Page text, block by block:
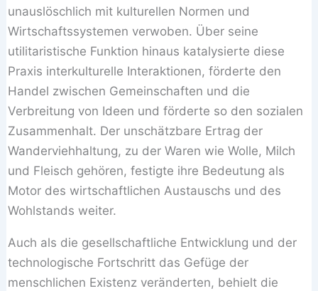
unauslöschlich mit kulturellen Normen und
Wirtschaftssystemen verwoben. Über seine
utilitaristische Funktion hinaus katalysierte diese
Praxis interkulturelle Interaktionen, förderte den
Handel zwischen Gemeinschaften und die
Verbreitung von Ideen und förderte so den sozialen
Zusammenhalt. Der unschätzbare Ertrag der
Wanderviehhaltung, zu der Waren wie Wolle, Milch
und Fleisch gehören, festigte ihre Bedeutung als
Motor des wirtschaftlichen Austauschs und des
Wohlstands weiter.
Auch als die gesellschaftliche Entwicklung und der
technologische Fortschritt das Gefüge der
menschlichen Existenz veränderten, behielt die